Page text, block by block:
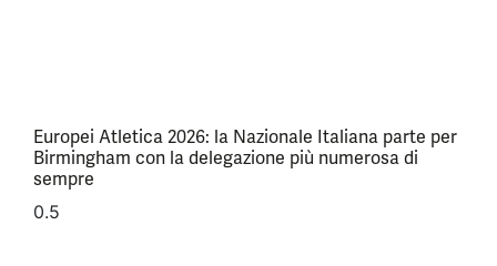
Europei Atletica 2026: la Nazionale Italiana parte per
Birmingham con la delegazione più numerosa di
sempre